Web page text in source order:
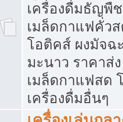
เครื่องดื่มธัญพื
เมล็ดกาแฟคั่ว
โอติคส์ ผงมัจฉ
มะนาว ราคาส่
เมล็ดกาแฟสด
เครื่องดื่มอื่นๆ